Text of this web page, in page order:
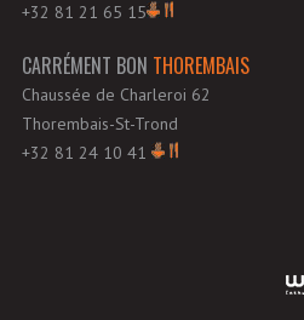
+32 81 21 65 15
CARRÉMENT BON THOREMBAIS
Chaussée de Charleroi 62
Thorembais-St-Trond
+32 81 24 10 41